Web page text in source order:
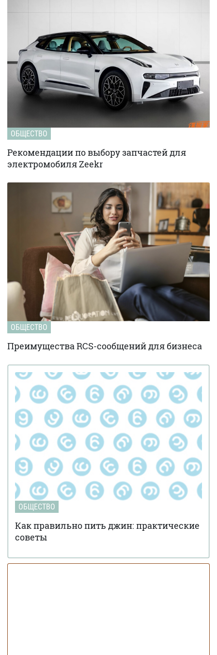
ОБЩЕСТВО
Рекомендации по выбору запчастей для
электромобиля Zeekr
ОБЩЕСТВО
Преимущества RCS-сообщений для бизнеса
ОБЩЕСТВО
Как правильно пить джин: практические
советы